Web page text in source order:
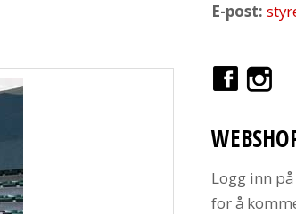
E-post:
Logg inn
for å